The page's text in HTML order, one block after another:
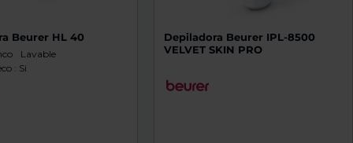
Beurer HL 40
Lavable
: Si
Depiladora Beurer IPL-8500
VELVET SKIN PRO